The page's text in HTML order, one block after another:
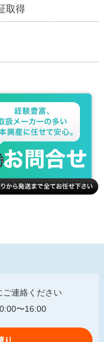
取得
ご連絡ください
〜16:00
り